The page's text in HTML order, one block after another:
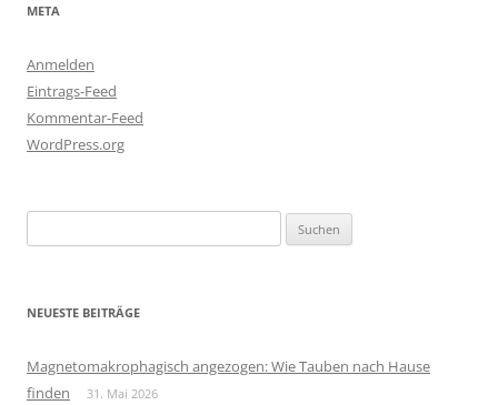
META
Anmelden
Eintrags-Feed
Kommentar-Feed
WordPress.org
nach:
NEUESTE BEITRÄGE
Magnetomakrophagisch angezogen: Wie Tauben nach Hause
finden
31. Mai 2026